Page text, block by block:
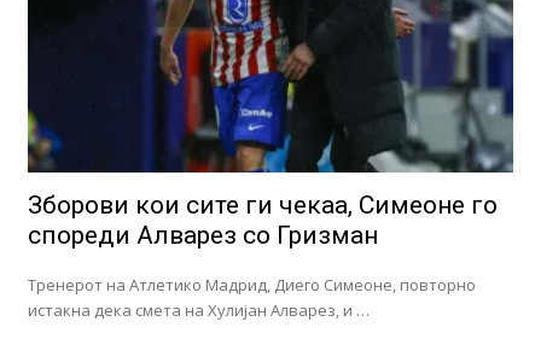
Зборови кои сите ги чекаа, Симеоне го
спореди Алварез со Гризман
Тренерот на Атлетико Мадрид, Диего Симеоне, повторно
истакна дека смета на Хулијан Алварез, и …